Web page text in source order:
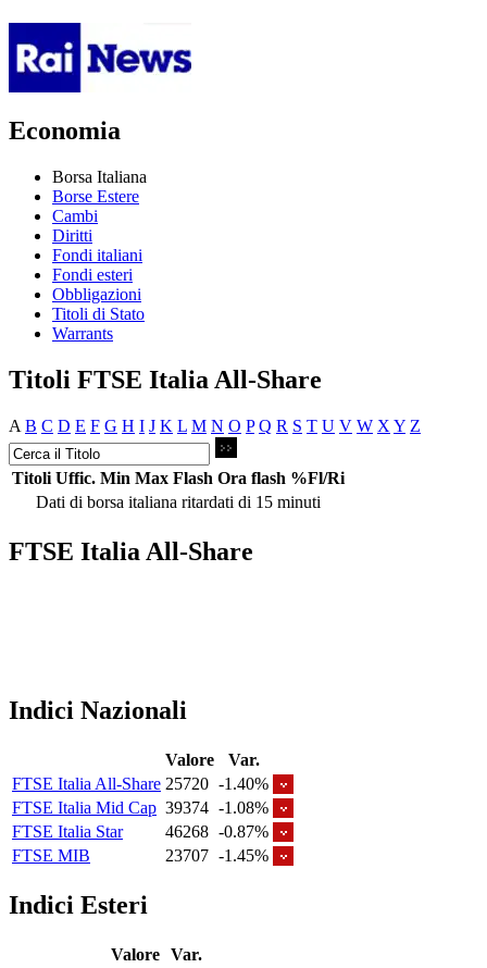
Economia
Borsa Italiana
Borse Estere
Cambi
Diritti
Fondi italiani
Fondi esteri
Obbligazioni
Titoli di Stato
Warrants
Titoli FTSE Italia All-Share
A B C D E F G H I J K L M N O P Q R S T U V W X Y Z
Titoli Uffic. Min Max Flash Ora flash %Fl/Ri
Dati di borsa italiana ritardati di 15 minuti
FTSE Italia All-Share
Indici Nazionali
Valore
Var.
FTSE Italia All-Share 25720 -1.40%
FTSE Italia Mid Cap 39374 -1.08%
FTSE Italia Star
46268 -0.87%
FTSE MIB
23707 -1.45%
Indici Esteri
Valore Var.